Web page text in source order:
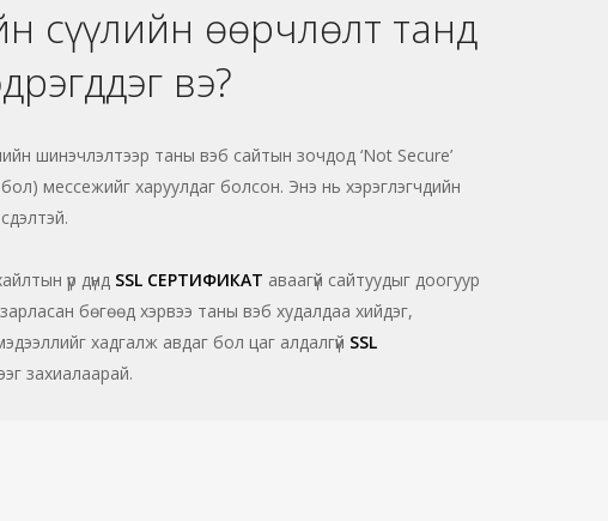
сүүлийн өөрчлөлт танд
вэ?
шинэчлэлтээр таны вэб сайтын зочдод ‘Not Secure’
бол) мессежийг харуулдаг болсон. Энэ нь хэрэглэгчдийн
үр дүнд SSL СЕРТИФИКАТ аваагүй сайтуудыг доогуур
бөгөөд хэрвээ таны вэб худалдаа хийдэг,
хадгалж авдаг бол цаг алдалгүй SSL
захиалаарай.